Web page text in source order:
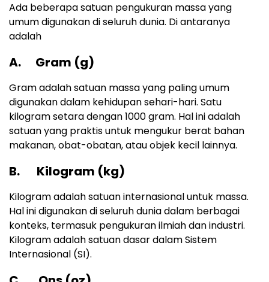
Ada beberapa satuan pengukuran massa yang
umum digunakan di seluruh dunia. Di antaranya
adalah
A. Gram (g)
Gram adalah satuan massa yang paling umum
digunakan dalam kehidupan sehari-hari. Satu
kilogram setara dengan 1000 gram. Hal ini adalah
satuan yang praktis untuk mengukur berat bahan
makanan, obat-obatan, atau objek kecil lainnya.
B. Kilogram (kg)
Kilogram adalah satuan internasional untuk massa.
Hal ini digunakan di seluruh dunia dalam berbagai
konteks, termasuk pengukuran ilmiah dan industri.
Kilogram adalah satuan dasar dalam Sistem
Internasional (SI).